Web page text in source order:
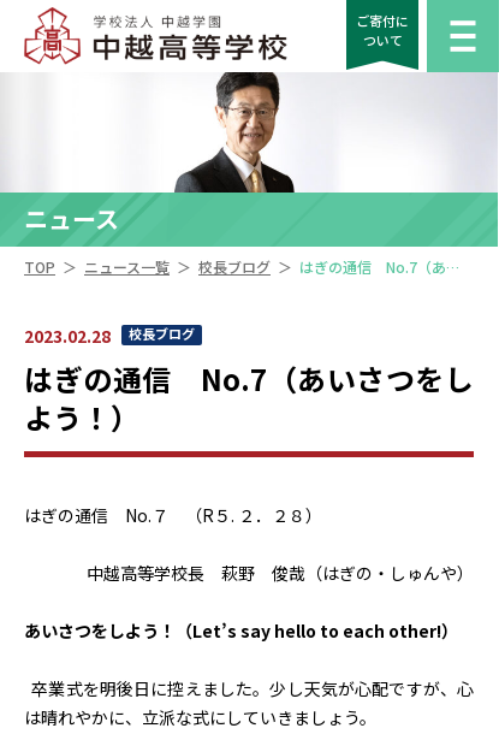
ご寄付に
ついて
ニュース
TOP ＞ ニュース一覧 ＞ 校長ブログ ＞ はぎの通信 No.7（あいさつをしよう！）
2023.02.28 校長ブログ
はぎの通信 No.7（あいさつをし
よう！）
はぎの通信 No.７ （R５. ２．２８）
中越高等学校長 萩野 俊哉（はぎの・しゅんや）
あいさつをしよう！（Let’s say hello to each other!）
卒業式を明後日に控えました。少し天気が心配ですが、心
は晴れやかに、立派な式にしていきましょう。